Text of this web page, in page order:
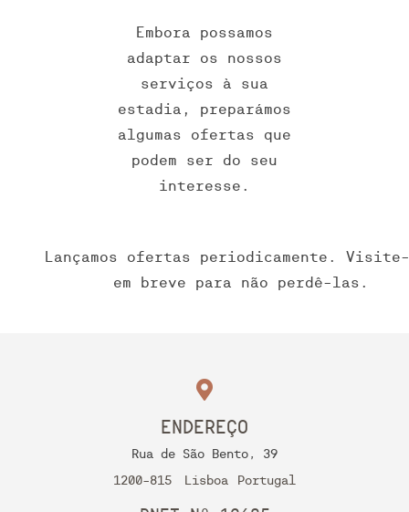
Embora possamos
adaptar os nossos
serviços à sua
estadia, preparámos
algumas ofertas que
podem ser do seu
interesse.
Lançamos ofertas periodicamente. Visite-
em breve para não perdê-las.
ENDEREÇO
Rua de São Bento, 39
1200-815 Lisboa Portugal